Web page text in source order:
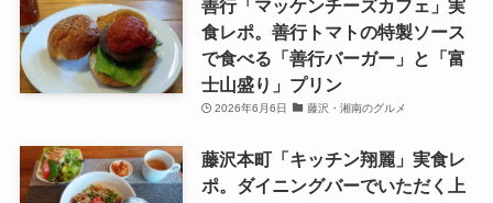
善行「マッケンチーズカフェ」実
食レポ。善行トマトの特製ソース
で食べる「善行バーガー」と「富
士山盛り」プリン
2026年6月6日 藤沢・湘南のグルメ
藤沢本町「キッチン翔麗」実食レ
ポ。ダイニングバーでいただく上